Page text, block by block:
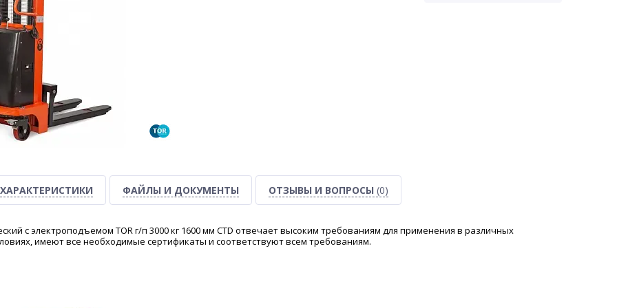
ХАРАКТЕРИСТИКИ ФАЙЛЫ И ДОКУМЕНТЫ ОТЗЫВЫ И ВОПРОСЫ (0)
с электроподъемом TOR г/п 3000 кг 1600 мм CTD отвечает высоким требованиям для применения в различных
имеют все необходимые сертификаты и соответствуют всем требованиям.